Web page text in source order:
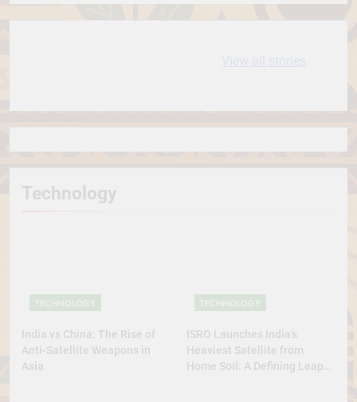
Technology
TECHNOLOGY
India vs China: The Rise of
Anti-Satellite Weapons in
Asia
TECHNOLOGY
ISRO Launches India’s
Heaviest Satellite from
Home Soil: A Defining Leap